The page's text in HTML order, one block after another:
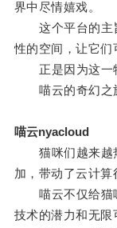
界中尽情嬉戏。
这个平台的主旨
性的空间，让它们
正是因为这一特
喵云的奇幻之
喵云nyacloud
猫咪们越来越热
加，带动了云计算
喵云不仅给猫咪
技术的潜力和无限